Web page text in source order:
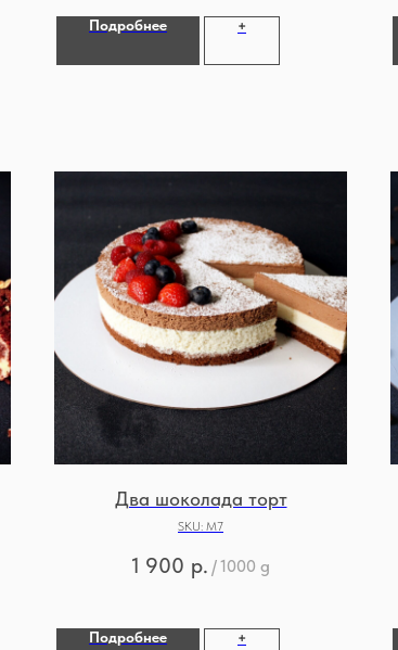
Подробнее +
Два шоколада торт
SKU: М7
1 900 р. /1000 g
Подробнее +